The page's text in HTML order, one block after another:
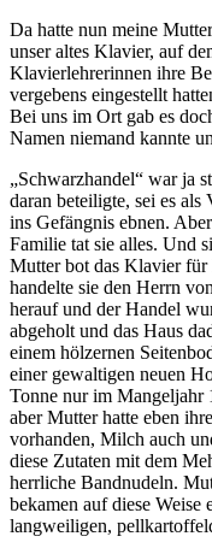
Da hatte nun meine
unser altes Klavier, auf
Klavierlehrerinnen ihre
vergebens eingestellt
Bei uns im Ort gab es
Namen niemand kannte
Schwarzhandel
war ja
daran beteiligte, sei es als
ins Gefängnis ebnen.
Familie tat sie alles. Und
Mutter bot das Klavier für
handelte sie den Herrn
herauf und der Handel
abgeholt und das Haus
einem hölzernen
einer gewaltigen neuen
Tonne nur im Mangeljahr
aber Mutter hatte eben
vorhanden, Milch auch
diese Zutaten mit dem
herrliche Bandnudeln.
bekamen auf diese
langweiligen,